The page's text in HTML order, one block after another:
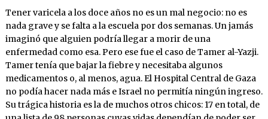
Tener varicela a los doce años no es un mal negocio: no es
nada grave y se falta a la escuela por dos semanas. Un jamás
imaginó que alguien podría llegar a morir de una
enfermedad como esa. Pero ese fue el caso de Tamer al-Yazji.
Tamer tenía que bajar la fiebre y necesitaba algunos
medicamentos o, al menos, agua. El Hospital Central de Gaza
no podía hacer nada más e Israel no permitía ningún ingreso.
Su trágica historia es la de muchos otros chicos: 17 en total, de